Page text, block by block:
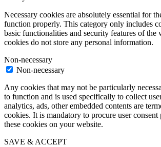
Necessary cookies are absolutely essential for
function properly. This category only includes
basic functionalities and security features of the
cookies do not store any personal information.
Non-necessary
Non-necessary
Any cookies that may not be particularly
to function and is used specifically to collect
analytics, ads, other embedded contents are
cookies. It is mandatory to procure user
these cookies on your website.
SAVE & ACCEPT